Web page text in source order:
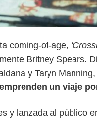
coming-of-age,
Britney Spears.
y Taryn Manning,
un viaje
y lanzada al público